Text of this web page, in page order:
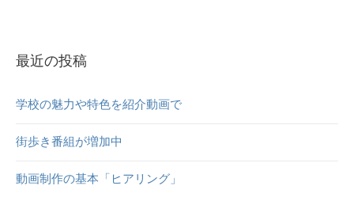
最近の投稿
学校の魅力や特色を紹介動画で
街歩き番組が増加中
動画制作の基本「ヒアリング」